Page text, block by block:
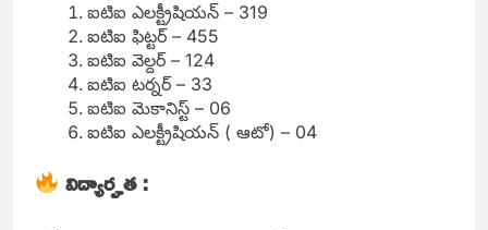
ఐటిఐ ఎలక్ట్రీషియన్ – 319
ఐటిఐ ఫిట్టర్ – 455
ఐటిఐ వెల్దర్ – 124
ఐటిఐ టర్నర్ – 33
ఐటిఐ మెకానిస్ట్ – 06
ఐటిఐ ఎలక్ట్రీషియన్ ( ఆటో) – 04
విద్యార్హత :